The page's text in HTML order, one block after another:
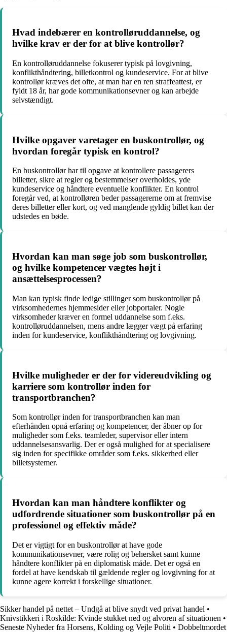
Hvad indebærer en kontrolløruddannelse, og
hvilke krav er der for at blive kontrollør?
En kontrolløruddannelse fokuserer typisk på lovgivning,
konflikthåndtering, billetkontrol og kundeservice. For at blive
kontrollør kræves det ofte, at man har en ren straffeattest, er
fyldt 18 år, har gode kommunikationsevner og kan arbejde
selvstændigt.
Hvilke opgaver varetager en buskontrollør, og
hvordan foregår typisk en kontrol?
En buskontrollør har til opgave at kontrollere passagerers
billetter, sikre at regler og bestemmelser overholdes, yde
kundeservice og håndtere eventuelle konflikter. En kontrol
foregår ved, at kontrolløren beder passagererne om at fremvise
deres billetter eller kort, og ved manglende gyldig billet kan der
udstedes en bøde.
Hvordan kan man søge job som buskontrollør,
og hvilke kompetencer vægtes højt i
ansættelsesprocessen?
Man kan typisk finde ledige stillinger som buskontrollør på
virksomhedernes hjemmesider eller jobportaler. Nogle
virksomheder kræver en formel uddannelse som f.eks.
kontrolløruddannelsen, mens andre lægger vægt på erfaring
inden for kundeservice, konflikthåndtering og lovgivning.
Hvilke muligheder er der for videreudvikling og
karriere som kontrollør inden for
transportbranchen?
Som kontrollør inden for transportbranchen kan man
efterhånden opnå erfaring og kompetencer, der åbner op for
muligheder som f.eks. teamleder, supervisor eller intern
uddannelsesansvarlig. Der er også mulighed for at specialisere
sig inden for specifikke områder som f.eks. sikkerhed eller
billetsystemer.
Hvordan kan man håndtere konflikter og
udfordrende situationer som buskontrollør på en
professionel og effektiv måde?
Det er vigtigt for en buskontrollør at have gode
kommunikationsevner, være rolig og behersket samt kunne
håndtere konflikter på en diplomatisk måde. Det er også en
fordel at have kendskab til gældende regler og lovgivning for at
kunne agere korrekt i forskellige situationer.
Sikker handel på nettet – Undgå at blive snydt ved privat handel •
Knivstikkeri i Roskilde: Kvinde stukket ned og alvoren af situationen •
Seneste Nyheder fra Horsens, Kolding og Vejle Politi • Dobbeltmordet